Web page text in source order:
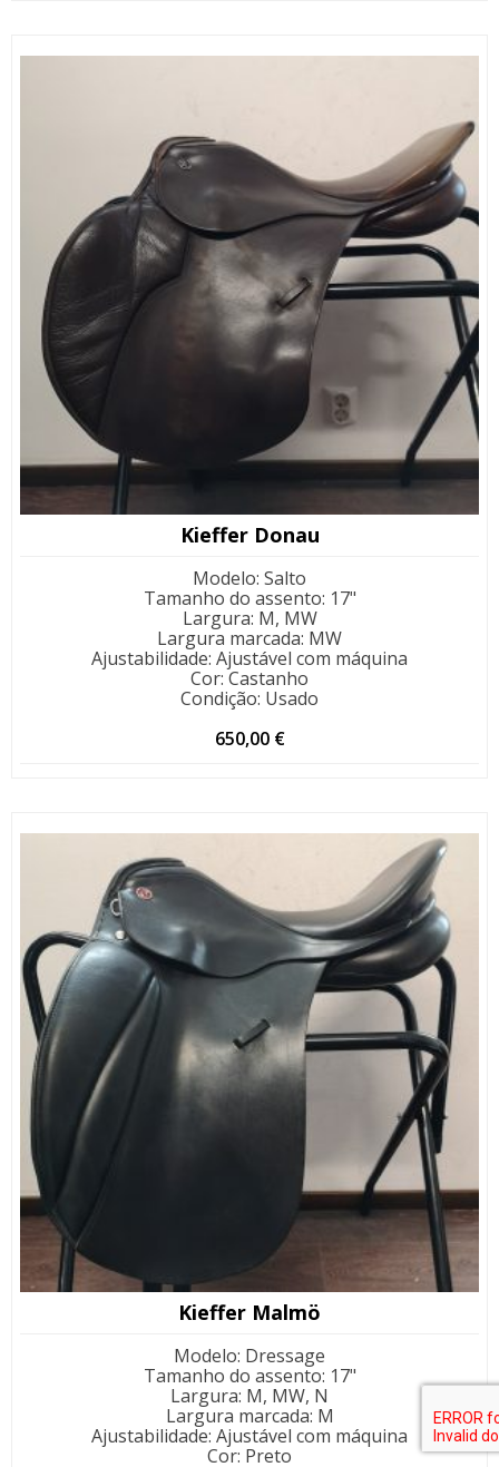
Kieffer Donau
Modelo: Salto
Tamanho do assento: 17"
Largura: M, MW
Largura marcada: MW
Ajustabilidade: Ajustável com máquina
Cor: Castanho
Condição: Usado
650,00 €
Kieffer Malmö
Modelo: Dressage
Tamanho do assento: 17"
Largura: M, MW, N
Largura marcada: M
Ajustabilidade: Ajustável com máquina
Cor: Preto